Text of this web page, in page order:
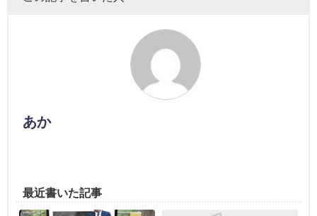
あか
最近書いた記事